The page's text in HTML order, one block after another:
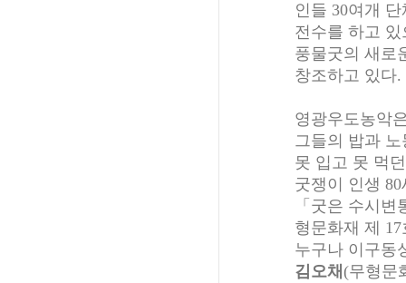
인들 30여개
전수를 하고
풍물굿의 새로
창조하고 있다.
영광우도농악
그들의 밥과
못 입고 못 먹
굿쟁이 인생 80
「굿은 수시
형문화재 제
누구나 이구동
김오채 (무형문